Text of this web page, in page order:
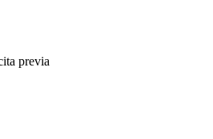
previa